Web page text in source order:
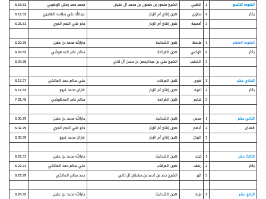
الشوط التاسع 1 الظبي الشيخ منصور بن طحنون بن محمد آل نهيان محمد حمد رغش الوهيبي
6.15.53
بكار
2 محتوى هجن إنتاج أم الزبار عبدالله علي سلامه الهاجري
6.19.03
3 أمسية هجن إنتاج أم الزبار جابر علي النجم المري 6.21.81
الشوط العاشر 1 ملاحظ هجن الشحانية جارالله محمد بن عقيل
6.20.75
بكار
2 الواعي هجن الغرافة سالم عامر المدهوشي
6.24.63
3 الشقب الشيخ علي بن عبدالرحمن بن حسن آل ثاني 6.34.99
الحادي عشر 1 ضوى هجن المرقاب علي سالم حمد المالكي
6.17.27
بكار
2 تنبيه هجن إنتاج أم الزبار فاران محمد قريع
6.17.63
3 غنايم هجن الغرافة سالم عامر المدهوشي 7.21.45
الثاني عشر 1 مجمل هجن الشحانية جارالله محمد بن عقيل
6.30.79
قعدان
2 أدهم هجن إنتاج أم الزبار جابر علي النجم المري
6.32.79
3 الريان هجن إنتاج أم الزبار فاران محمد قريع 6.33.99
الثالث عشر 1 كيف هجن الشحانية جارالله محمد بن عقيل
6.22.31
بكار
2 رهف هجن المرقاب علي سالم حمد المالكي
6.27.21
3 اثير الشيخ حمد بن أحمد بن سلطان آل ثاني حمد سالم المالكي 6.29.99
الرابع عشر 1 مزنه هجن الشحانية جارالله محمد بن عقيل
6.24.65